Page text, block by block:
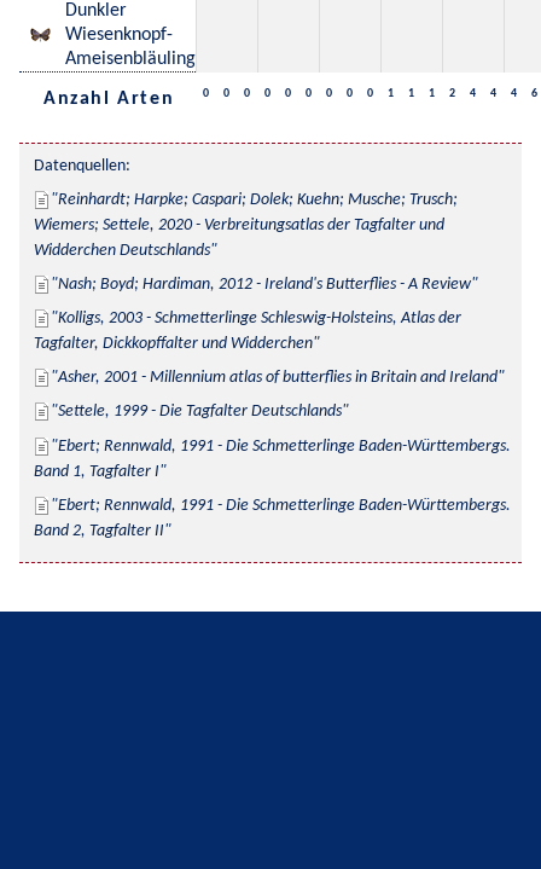
Dunkler
Wiesenknopf-
Ameisenbläuling
Anzahl Arten 0 0 0 0 0 0 0 0 0 1 1 1 2 4 4 4 6
Datenquellen:
Reinhardt; Harpke; Caspari; Dolek; Kuehn; Musche; Trusch;
Wiemers; Settele, 2020 - Verbreitungsatlas der Tagfalter und
Widderchen Deutschlands
Nash; Boyd; Hardiman, 2012 - Ireland's Butterflies - A Review
Kolligs, 2003 - Schmetterlinge Schleswig-Holsteins, Atlas der
Tagfalter, Dickkopffalter und Widderchen
Asher, 2001 - Millennium atlas of butterflies in Britain and Ireland
Settele, 1999 - Die Tagfalter Deutschlands
Ebert; Rennwald, 1991 - Die Schmetterlinge Baden-Württembergs.
Band 1, Tagfalter I
Ebert; Rennwald, 1991 - Die Schmetterlinge Baden-Württembergs.
Band 2, Tagfalter II